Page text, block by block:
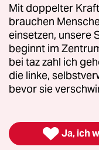
englischen
Felicitas
als
steigen die
Mit doppelter
brauchen
einsetzen, unsere
beginnt im
bei taz zahl ich
die linke,
bevor sie
 Ja, ich